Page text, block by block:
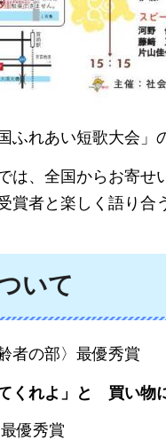
ふれあい短歌大会」
は、全国からお寄せ
賞者と楽しく語り合
いて
者の部〉最優秀賞
くれよ」 と 買い物
優秀賞